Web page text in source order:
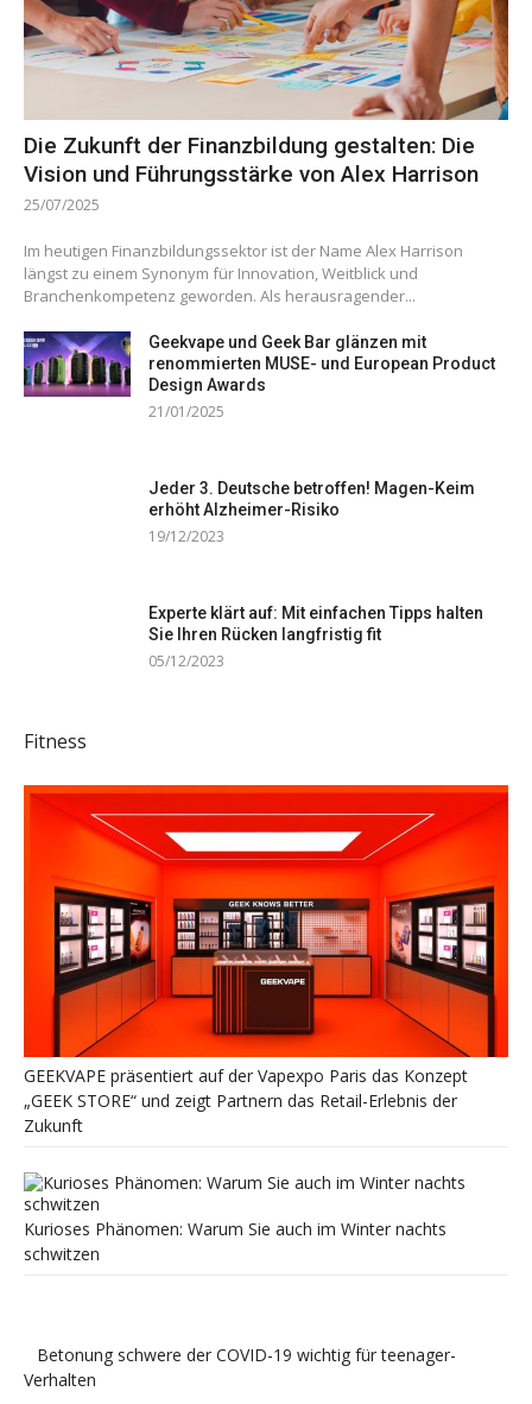
Die Zukunft der Finanzbildung gestalten: Die
Vision und Führungsstärke von Alex Harrison
25/07/2025
Im heutigen Finanzbildungssektor ist der Name Alex Harrison
längst zu einem Synonym für Innovation, Weitblick und
Branchenkompetenz geworden. Als herausragender...
Geekvape und Geek Bar glänzen mit
renommierten MUSE- und European Product
Design Awards
21/01/2025
Jeder 3. Deutsche betroffen! Magen-Keim
erhöht Alzheimer-Risiko
19/12/2023
Experte klärt auf: Mit einfachen Tipps halten
Sie Ihren Rücken langfristig fit
05/12/2023
Fitness
GEEKVAPE präsentiert auf der Vapexpo Paris das Konzept
„GEEK STORE“ und zeigt Partnern das Retail-Erlebnis der
Zukunft
Kurioses Phänomen: Warum Sie auch im Winter nachts
schwitzen
Betonung schwere der COVID-19 wichtig für teenager-
Verhalten